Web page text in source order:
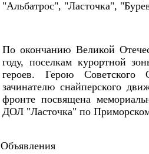
"Альбатрос", "Ласточка",
По окончанию Великой
году, поселкам курортной
героев. Герою Советского
зачинателю снайперского
фронте посвящена
ДОЛ "Ласточка" по
Объявления